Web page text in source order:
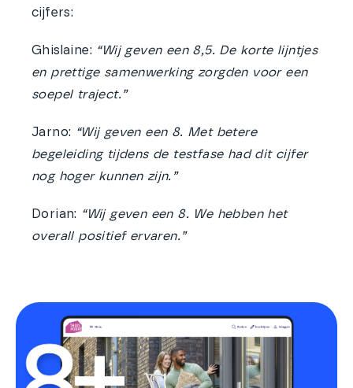
cijfers:
Ghislaine: “Wij geven een 8,5. De korte lijntjes
en prettige samenwerking zorgden voor een
soepel traject.”
Jarno: “Wij geven een 8. Met betere
begeleiding tijdens de testfase had dit cijfer
nog hoger kunnen zijn.”
Dorian: “Wij geven een 8. We hebben het
overall positief ervaren.”